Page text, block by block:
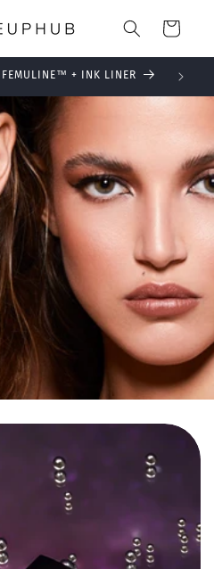
Cart
FEMULINE™ + INK LINER